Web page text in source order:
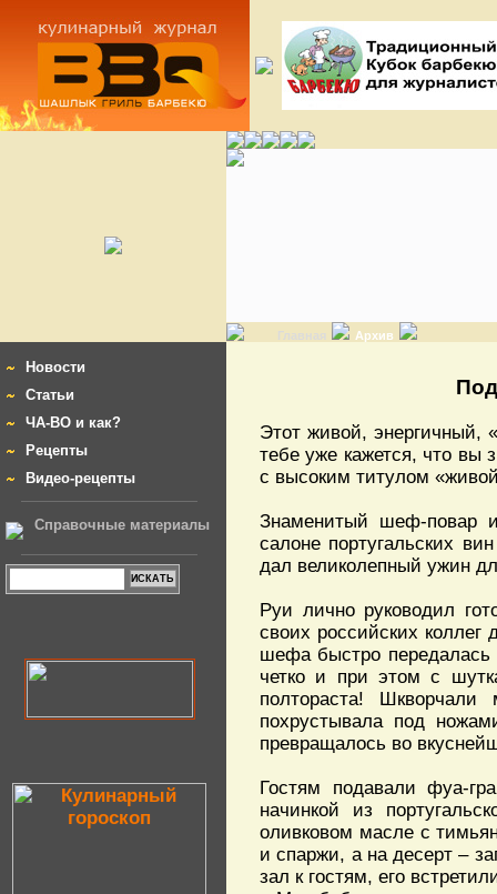
Главная Архив
Новости
Статьи
ЧА-ВО и как?
Рецепты
Видео-рецепты
Справочные материалы
Этот живой, энергичный,
тебе уже кажется, что вы
с высоким титулом
Знаменитый шеф-повар
салоне португальских
дал великолепный ужин
Руи лично руководил
своих российских коллег
шефа быстро передалась
четко и при этом с
полтораста!
похрустывала под
превращалось во
Гостям подавали фуа-
начинкой из
оливковом масле с
и спаржи, а на десерт –
зал к гостям, его